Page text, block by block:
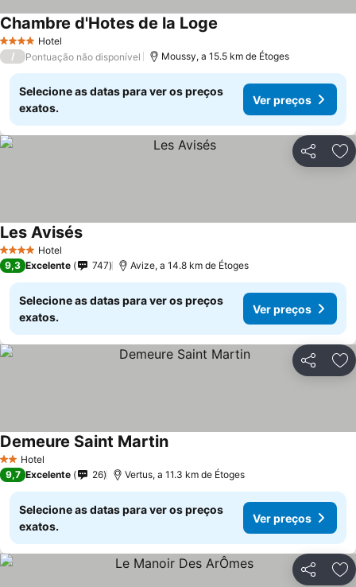
4 EstrelasHotel
Chambre d'Hotes de la Loge
/ Pontuação não disponível Moussy, a 15.5 km de Étoges
Selecione as datas para ver os preços
exatos.
Ver preços
Partilhar
4 EstrelasHotel
Les Avisés
9,3 Excelente 747 Avize, a 14.8 km de Étoges
Selecione as datas para ver os preços
exatos.
Ver preços
Partilhar
2 Estrelas
Hotel
Demeure Saint Martin
9,7 Excelente 26 Vertus, a 11.3 km de Étoges
Selecione as datas para ver os preços
exatos.
Ver preços
Partilhar